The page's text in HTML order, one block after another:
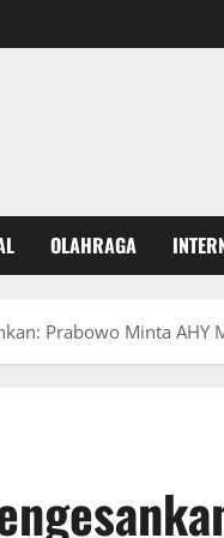
OLAHRAGA
Prabowo Minta